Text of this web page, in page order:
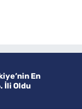
En
İli Oldu